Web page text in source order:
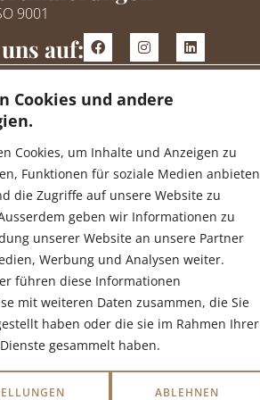
Cookies und andere
Cookies, um Inhalte und Anzeigen zu
Funktionen für soziale Medien anbieten
die Zugriffe auf unsere Website zu
geben wir Informationen zu
unserer Website an unsere Partner
Werbung und Analysen weiter.
führen diese Informationen
mit weiteren Daten zusammen, die Sie
haben oder die sie im Rahmen Ihrer
gesammelt haben.
ABLEHNEN
9001
auf: